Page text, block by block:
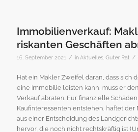
Immobilienverkauf:
riskanten Geschäften
16. September 2021 / in Aktuelles, Guter Rat /
Hat ein Makler Zweifel daran, dass sich
eine Immobilie leisten kann, muss er
Verkauf abraten. Für finanzielle
Kaufinteressenten entstehen, haftet der
aus einer Entscheidung des
hervor, die noch nicht rechtskräftig ist